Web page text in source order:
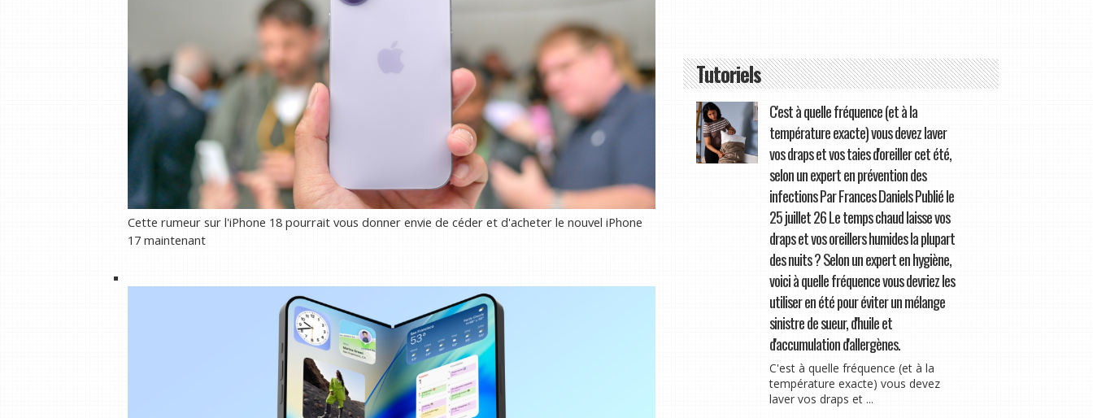
Cette rumeur sur l'iPhone 18 pourrait vous donner envie de céder et d'acheter le nouvel iPhone
17 maintenant
Tutoriels
C'est à quelle fréquence (et à la
température exacte) vous devez laver
vos draps et vos taies d'oreiller cet été,
selon un expert en prévention des
infections Par Frances Daniels Publié le
25 juillet 26 Le temps chaud laisse vos
draps et vos oreillers humides la plupart
des nuits ? Selon un expert en hygiène,
voici à quelle fréquence vous devriez les
utiliser en été pour éviter un mélange
sinistre de sueur, d'huile et
d'accumulation d'allergènes.
C'est à quelle fréquence (et à la
température exacte) vous devez
laver vos draps et ...